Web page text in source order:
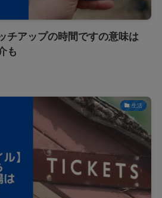
チアップの時間ですの意味は
も
生活